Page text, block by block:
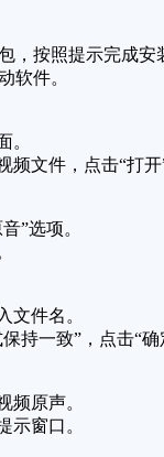
，按照提示完成安
软件。
。
频文件，点击“打开”
”选项。
文件名。
持一致”，点击“确
频原声。
示窗口。